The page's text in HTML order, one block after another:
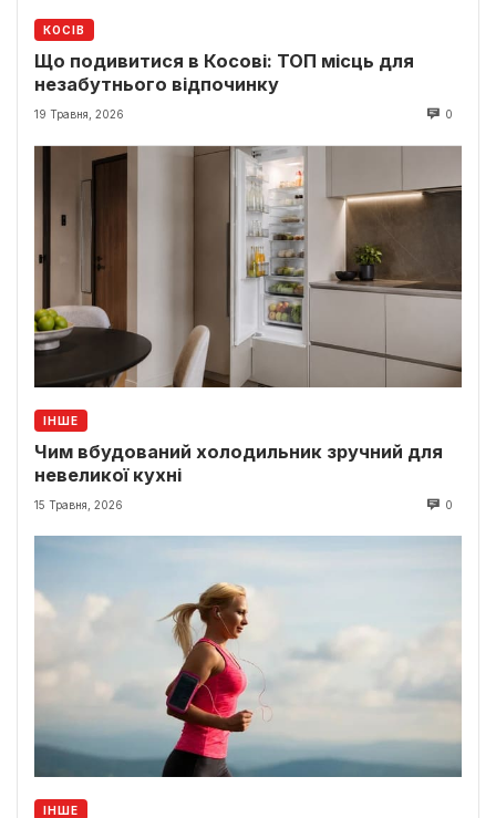
КОСІВ
Що подивитися в Косові: ТОП місць для
незабутнього відпочинку
19 Травня, 2026 0
ІНШЕ
Чим вбудований холодильник зручний для
невеликої кухні
15 Травня, 2026 0
ІНШЕ